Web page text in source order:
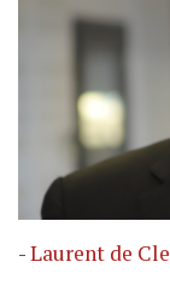
-Laurent de